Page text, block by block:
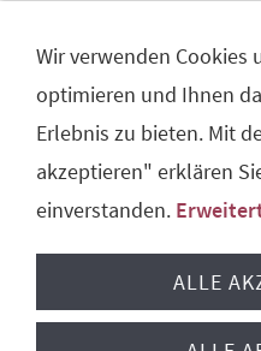
Hier kommen Sie zum
IMPRESSUM
Die
41063
Wir verwenden Cookies
optimieren und Ihnen
Erlebnis zu bieten. Mit
akzeptieren" erklären
einverstanden.
ALLE